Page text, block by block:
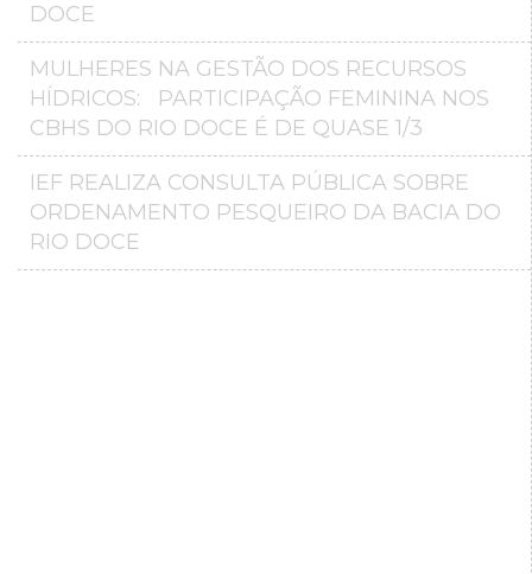
DOCE
MULHERES NA GESTÃO DOS RECURSOS
HÍDRICOS: PARTICIPAÇÃO FEMININA NOS
CBHS DO RIO DOCE É DE QUASE 1/3
IEF REALIZA CONSULTA PÚBLICA SOBRE
ORDENAMENTO PESQUEIRO DA BACIA DO
RIO DOCE